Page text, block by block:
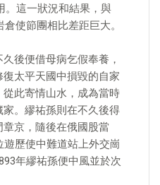
。這一狀況和結果，與
使節團相比差距巨大。
後便借母病乞假奉養，
太平天國中損毀的自家
此寄情山水，成為當時
。繆祐孫則在不久後得
京，隨後在俄國股當
歷使中難道站上外交崗
年繆祐孫便中風並於次